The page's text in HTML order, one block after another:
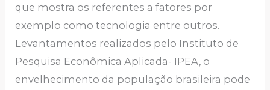
que mostra os referentes a fatores por
exemplo como tecnologia entre outros.
Levantamentos realizados pelo Instituto de
Pesquisa Econômica Aplicada- IPEA, o
envelhecimento da população brasileira pode